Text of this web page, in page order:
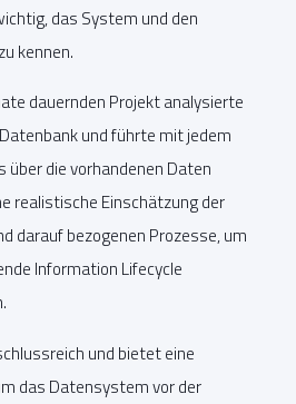
das System und den
kennen.
dauernden Projekt analysierte
und führte mit jedem
über die vorhandenen Daten
realistische Einschätzung der
darauf bezogenen Prozesse, um
Information Lifecycle
und bietet eine
das Datensystem vor der